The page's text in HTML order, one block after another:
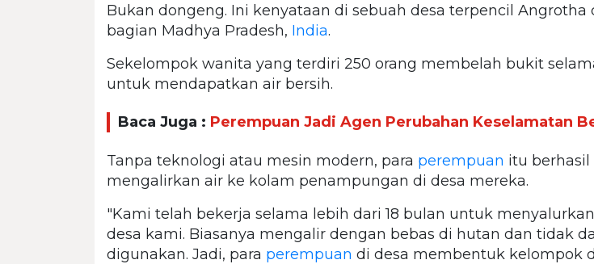
Bukan dongeng. Ini kenyataan di sebuah desa terpencil Angrotha
bagian Madhya Pradesh, India.
Sekelompok wanita yang terdiri 250 orang membelah bukit
untuk mendapatkan air bersih.
Baca Juga : Perempuan Jadi Agen Perubahan Keselamatan
Tanpa teknologi atau mesin modern, para perempuan itu berhasil
mengalirkan air ke kolam penampungan di desa mereka.
"Kami telah bekerja selama lebih dari 18 bulan untuk
desa kami. Biasanya mengalir dengan bebas di hutan dan tidak
digunakan. Jadi, para perempuan di desa membentuk kelompok